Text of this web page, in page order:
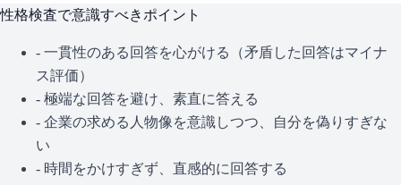
性格検査で意識すべきポイント
- 一貫性のある回答を心がける（矛盾した回答はマイナ
ス評価）
- 極端な回答を避け、素直に答える
- 企業の求める人物像を意識しつつ、自分を偽りすぎな
い
- 時間をかけすぎず、直感的に回答する